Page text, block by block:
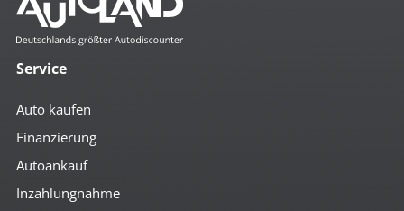
Service
Auto kaufen
Finanzierung
Autoankauf
Inzahlungnahme